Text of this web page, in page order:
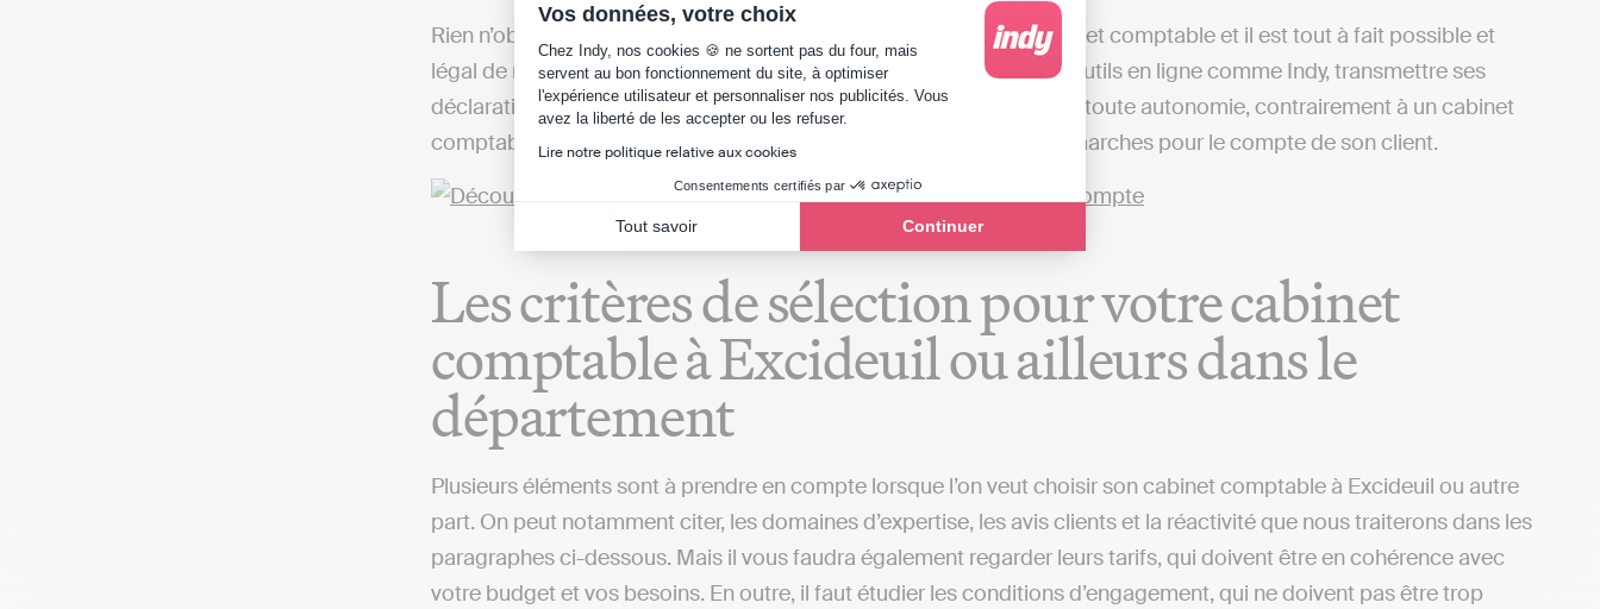
Vos données, votre choix
Plateforme de Gestion du Consentement : Personnalisez vos Options
Chez Indy, nos cookies 🍪 ne sortent pas du four, mais
servent au bon fonctionnement du site, à optimiser
l'expérience utilisateur et personnaliser nos publicités. Vous
avez la liberté de les accepter ou les refuser.
Lire notre politique relative aux cookies
Consentements certifiés par
Tout savoir Continuer
Axeptio consent
Rien n’oblige les professionnels à faire appel aux services d’un cabinet comptable et il est tout à fait possible et
légal de réaliser sa comptabilité soi-même. Par exemple, avec des outils en ligne comme Indy, transmettre ses
déclarations fiscales et automatiser sa comptabilité est possible en toute autonomie, contrairement à un cabinet
comptable, (implanté à Excideuil ou ailleurs), qui fera toutes ces démarches pour le compte de son client.
Les critères de sélection pour votre cabinet
comptable à Excideuil ou ailleurs dans le
département
Plusieurs éléments sont à prendre en compte lorsque l’on veut choisir son cabinet comptable à Excideuil ou autre
part. On peut notamment citer, les domaines d’expertise, les avis clients et la réactivité que nous traiterons dans les
paragraphes ci-dessous. Mais il vous faudra également regarder leurs tarifs, qui doivent être en cohérence avec
votre budget et vos besoins. En outre, il faut étudier les conditions d’engagement, qui ne doivent pas être trop